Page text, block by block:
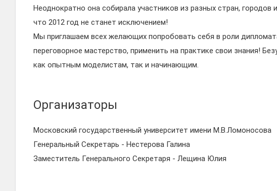
Неоднократно она собирала участников из разных стран, городов
что 2012 год не станет исключением!
Мы приглашаем всех желающих попробовать себя в роли
переговорное мастерство, применить на практике свои знания!
как опытным моделистам, так и начинающим.
Организаторы
Московский государственный университет имени М.В.Ломоносова
Генеральный Секретарь - Нестерова Галина
Заместитель Генерального Секретаря - Лещина Юлия